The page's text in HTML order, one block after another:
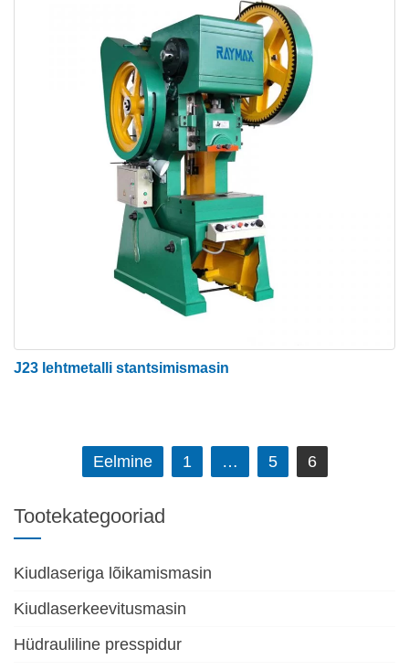
J23 lehtmetalli stantsimismasin
Navigeerimine
Eelmine 1 … 5 6
Tootekategooriad
Kiudlaseriga lõikamismasin
Kiudlaserkeevitusmasin
Hüdrauliline presspidur